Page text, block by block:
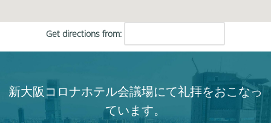
Get directions from:
新大阪コロナホテル会議場にて礼拝をおこなっ
ています。